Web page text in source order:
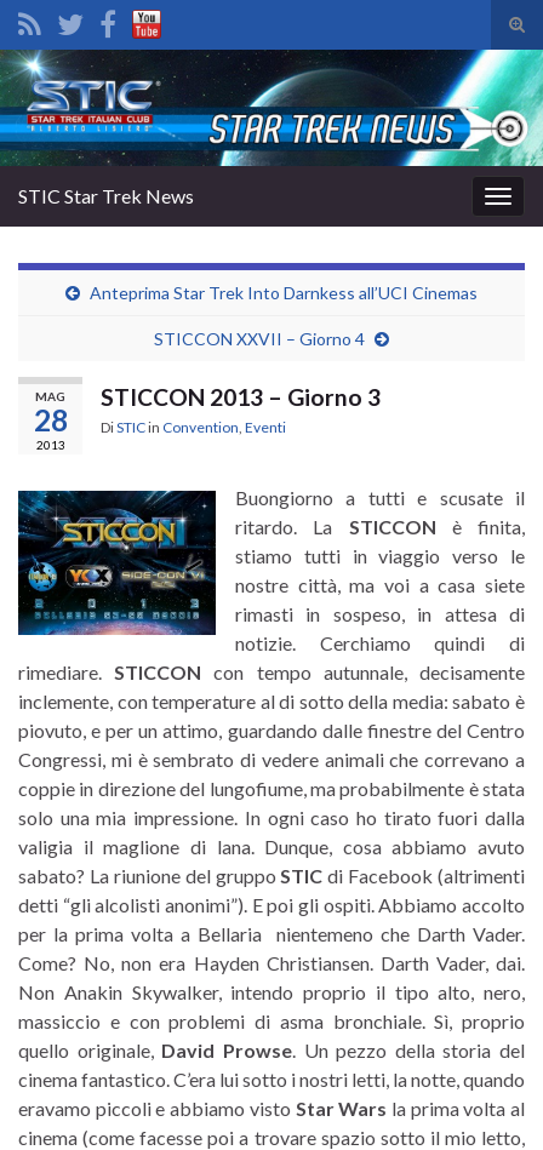
il
di
Search for:
la
STIC Star Trek News
Anteprima Star Trek Into Darnkess all’UCI Cinemas
STICCON XXVII – Giorno 4
MAG
28
2013
STICCON 2013 – Giorno 3
DiSTICin Convention Eventi
Buongiorno a tutti e scusate il
ritardo. La STICCON è finita,
stiamo tutti in viaggio verso le
nostre città, ma voi a casa siete
rimasti in sospeso, in attesa di
notizie. Cerchiamo quindi di
rimediare. STICCON con tempo autunnale, decisamente
inclemente, con temperature al di sotto della media: sabato è
piovuto, e per un attimo, guardando dalle finestre del Centro
Congressi, mi è sembrato di vedere animali che correvano a
coppie in direzione del lungofiume, ma probabilmente è stata
solo una mia impressione. In ogni caso ho tirato fuori dalla
valigia il maglione di lana. Dunque, cosa abbiamo avuto
sabato? La riunione del gruppo STIC di Facebook (altrimenti
detti “gli alcolisti anonimi”). E poi gli ospiti. Abbiamo accolto
per la prima volta a Bellaria nientemeno che Darth Vader.
Come? No, non era Hayden Christiansen. Darth Vader, dai.
Non Anakin Skywalker, intendo proprio il tipo alto, nero,
massiccio e con problemi di asma bronchiale. Sì, proprio
quello originale, David Prowse. Un pezzo della storia del
cinema fantastico. C’era lui sotto i nostri letti, la notte, quando
eravamo piccoli e abbiamo visto Star Wars la prima volta al
cinema (come facesse poi a trovare spazio sotto il mio letto,